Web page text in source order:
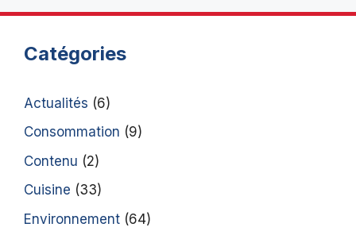
Catégories
Actualités (6)
Consommation (9)
Contenu (2)
Cuisine (33)
Environnement (64)